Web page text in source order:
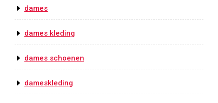
dames
dames kleding
dames schoenen
dameskleding